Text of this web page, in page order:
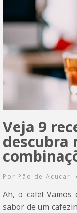
Veja 9
descubra
Por Pão de Açucar •
Ah, o café!
sabor de um